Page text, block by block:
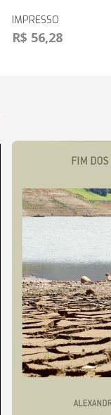
IMPRESSO
R$ 56,28